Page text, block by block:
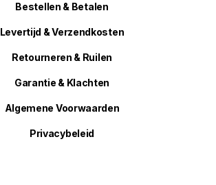
Bestellen & Betalen
Levertijd & Verzendkosten
Retourneren & Ruilen
Garantie & Klachten
Algemene Voorwaarden
Privacybeleid